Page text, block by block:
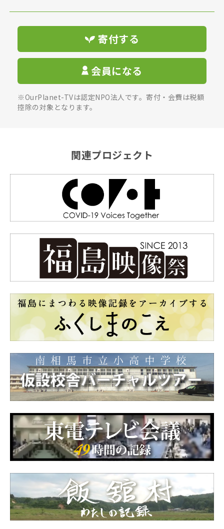
寄付する
会員になる
※OurPlanet-TVは認定NPO法人です。寄付・会費は税額
控除の対象となります。
関連プロジェクト